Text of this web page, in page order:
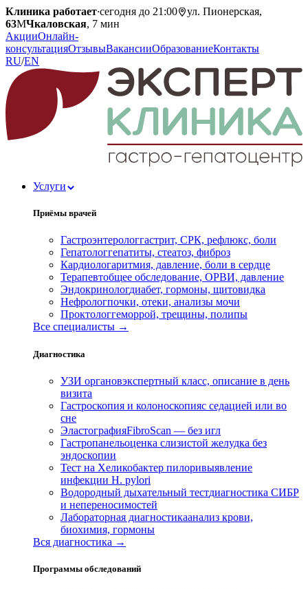
Клиника работает·сегодня до 21:00
ул. Пионерская,
63МЧкаловская, 7 мин
АкцииОнлайн-
консультацияОтзывыВакансииОбразованиеКонтакты
RU/EN
Услуги
Приёмы врачей
Гастроэнтерологгастрит, СРК, рефлюкс, боли
Гепатологгепатиты, стеатоз, фиброз
Кардиологаритмия, давление, боли в сердце
Терапевтобщее обследование, ОРВИ, давление
Эндокринологдиабет, гормоны, щитовидка
Нефрологпочки, отеки, анализы мочи
Проктологгеморрой, трещины, полипы
Все специалисты →
Диагностика
УЗИ органовэкспертный класс, описание в день
визита
Гастроскопия и колоноскопияс седацией или во
сне
ЭластографияFibroScan — без игл
Гастропанельоценка слизистой желудка без
эндоскопии
Тест на Хеликобактер пилоривыявление
инфекции H. pylori
Водородный дыхательный тестдиагностика СИБР
и непереносимостей
Лабораторная диагностикаанализ крови,
биохимия, гормоны
Вся диагностика →
Программы обследований